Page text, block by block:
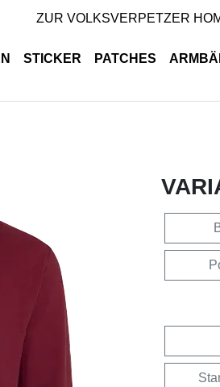
ZUR VOLKSVERPETZER
STICKER PATCHES